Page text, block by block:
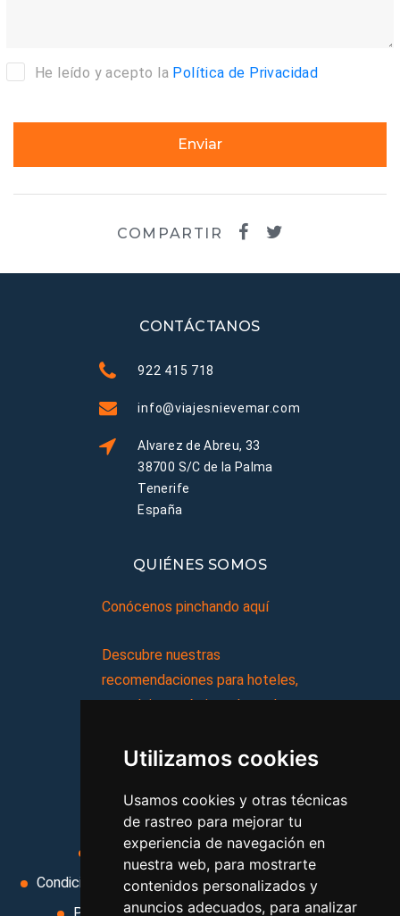
Utilizamos cookies
Usamos cookies y otras técnicas
de rastreo para mejorar tu
experiencia de navegación en
nuestra web, para mostrarte
contenidos personalizados y
anuncios adecuados, para analizar
He leído y acepto la Política de Privacidad
Enviar
COMPARTIR
CONTÁCTANOS
922 415 718
info@viajesnievemar.com
Alvarez de Abreu, 33
38700 S/C de la Palma
Tenerife
España
QUIÉNES SOMOS
Conócenos pinchando aquí
Descubre nuestras
recomendaciones para hoteles,
complejos turísticos, hostales,
viajes, y mucho más!
MI AGENCIA
Aviso legal
Condiciones de uso
Condiciones Generales
Ley de Viajes Combinados